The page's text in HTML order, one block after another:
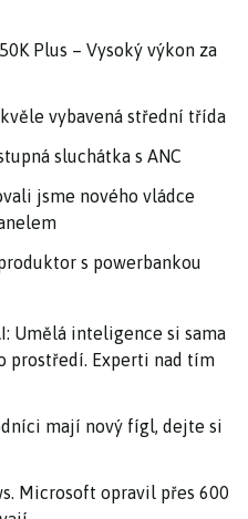
Plus – Vysoký výkon za
vybavená střední třída
sluchátka s ANC
jsme nového vládce
s powerbankou
Umělá inteligence si sama
prostředí. Experti nad tím
mají nový fígl, dejte si
Microsoft opravil přes 600